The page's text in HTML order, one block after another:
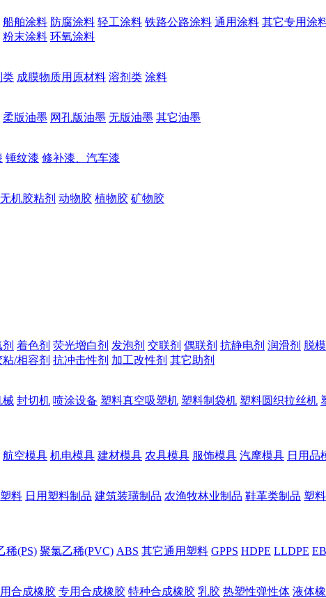
船舶涂料 防腐涂料 轻工涂料 铁路公路涂料 通用涂料 其它专用涂
粉末涂料 环氧涂料
类 成膜物质用原材料 溶剂类 涂料
柔版油墨 网孔版油墨 无版油墨 其它油墨
锤纹漆 修补漆、汽车漆
无机胶粘剂 动物胶 植物胶 矿物胶
着色剂 荧光增白剂 发泡剂 交联剂 偶联剂 抗静电剂 润滑剂 脱
粘/相容剂 抗冲击性剂 加工改性剂 其它助剂
械 封切机 喷涂设备 塑料真空吸塑机 塑料制袋机 塑料圆织拉丝机
航空模具 机电模具 建材模具 农具模具 服饰模具 汽摩模具 日用品
料 日用塑料制品 建筑装璜制品 农渔牧林业制品 鞋革类制品 塑
稀(PS) 聚氯乙稀(PVC) ABS 其它通用塑料 GPPS HDPE LLDPE
合成橡胶 专用合成橡胶 特种合成橡胶 乳胶 热塑性弹性体 液体